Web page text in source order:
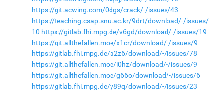
https://git.acwing.com/0dgs/crack/-/issues/43
https://teaching.csap.snu.ac.kr/9drt/download/-/issues/
10 https://gitlab.fhi.mpg.de/v6gd/download/-/issues/19
https://git.allthefallen.moe/x1cr/download/-/issues/9
https://gitlab.fhi.mpg.de/a2z6/download/-/issues/78
https://git.allthefallen.moe/i0hz/download/-/issues/9
https://git.allthefallen.moe/g66o/download/-/issues/6
https://gitlab.fhi.mpg.de/y89q/download/-/issues/23